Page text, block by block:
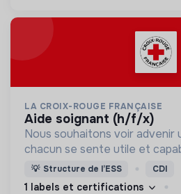
LA CROIX-ROUGE FRANÇAISE
aide soignant (h/f/x)
Nous souhaitons voir advenir
chacun se sente utile et
nous proposons des moyens
d’engagement innovants et
💡 Structure de l’ESS CDI
1 labels et certifications